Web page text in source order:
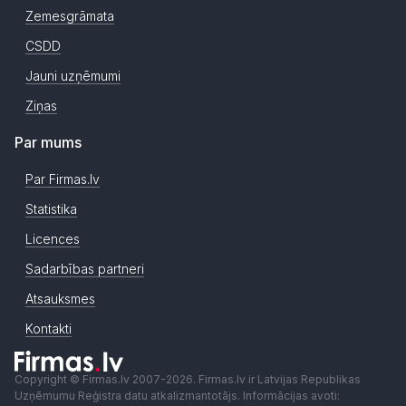
Zemesgrāmata
CSDD
Jauni uzņēmumi
Ziņas
Par mums
Par Firmas.lv
Statistika
Licences
Sadarbības partneri
Atsauksmes
Kontakti
Copyright © Firmas.lv 2007-2026. Firmas.lv ir Latvijas Republikas
Uzņēmumu Reģistra datu atkalizmantotājs. Informācijas avoti: